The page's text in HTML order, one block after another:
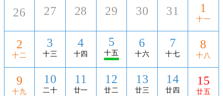
26 27 28 29 30 31 1
十一
2
十二
3
十三
4
十四
5
十五
6
十六
7
十七
8
十八
9
十九
10
二十
11
廿一
12
廿二
13
廿三
14
廿四
15
廿五